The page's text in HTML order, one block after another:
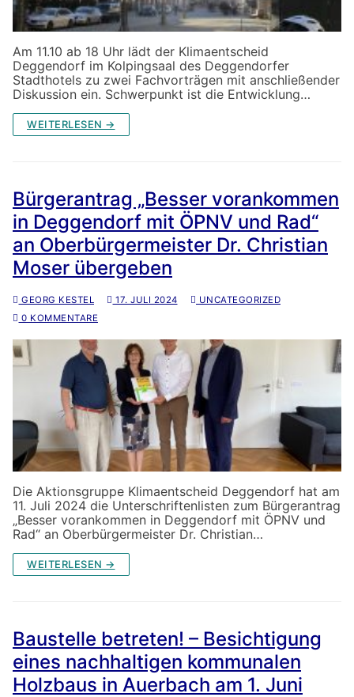
Am 11.10 ab 18 Uhr lädt der Klimaentscheid
Deggendorf im Kolpingsaal des Deggendorfer
Stadthotels zu zwei Fachvorträgen mit anschließender
Diskussion ein. Schwerpunkt ist die Entwicklung…
WEITERLESEN →
Bürgerantrag „Besser vorankommen
in Deggendorf mit ÖPNV und Rad“
an Oberbürgermeister Dr. Christian
Moser übergeben
GEORG KESTEL 17. JULI 2024
UNCATEGORIZED
0 KOMMENTARE
Die Aktionsgruppe Klimaentscheid Deggendorf hat am
11. Juli 2024 die Unterschriftenlisten zum Bürgerantrag
„Besser vorankommen in Deggendorf mit ÖPNV und
Rad“ an Oberbürgermeister Dr. Christian…
WEITERLESEN →
Baustelle betreten! – Besichtigung
eines nachhaltigen kommunalen
Holzbaus in Auerbach am 1. Juni